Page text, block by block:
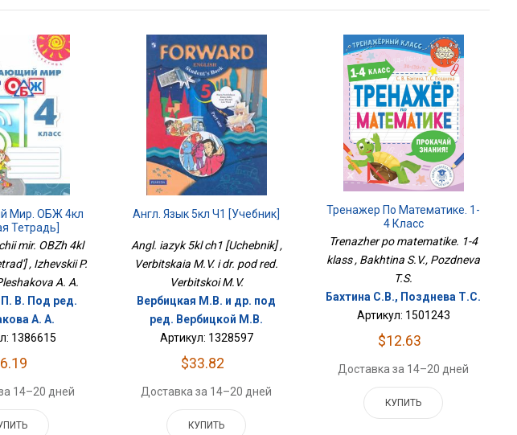
Мир. ОБЖ 4кл
Тетрадь]
mir. OBZh 4kl
, Izhevskii P.
A. A.
В. Под ред.
А. А.
1386615
14–20 дней
Англ. Язык 5кл Ч1 [Учебник]
Angl. iazyk 5kl ch1 [Uchebnik] ,
Verbitskaia M.V. i dr. pod red.
Verbitskoi M.V.
Вербицкая М.В. и др. под
ред. Вербицкой М.В.
Артикул: 1328597
$33.82
Доставка за 14–20 дней
КУПИТЬ
Тренажер По Математике. 1-
4 Класс
Trenazher po matematike. 1-4
klass , Bakhtina S.V., Pozdneva
T.S.
Бахтина С.В., Позднева Т.С.
Артикул: 1501243
$12.63
Доставка за 14–20 дней
КУПИТЬ